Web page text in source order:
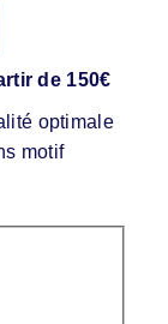
de 150€
optimale
motif